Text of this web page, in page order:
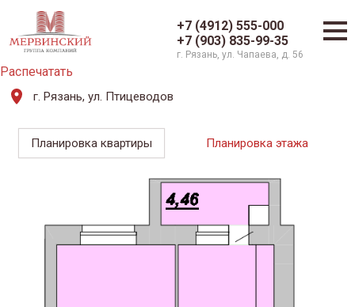
+7 (4912) 555-000
+7 (903) 835-99-35
г. Рязань, ул. Чапаева, д. 56
Распечатать
г. Рязань, ул. Птицеводов
Планировка квартиры Планировка этажа